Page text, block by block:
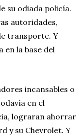
su odiada policía.
autoridades,
transporte. Y
la base del
incansables o
en el
lograran ahorrar
y su Chevrolet. Y